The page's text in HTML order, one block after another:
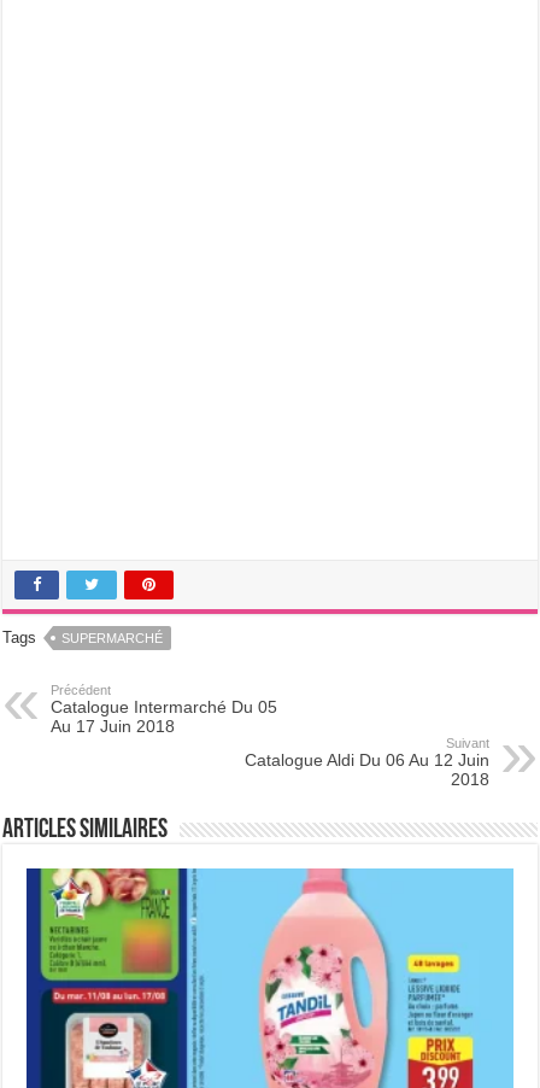
Tags SUPERMARCHÉ
Précédent
Catalogue Intermarché Du 05
Au 17 Juin 2018
Suivant
Catalogue Aldi Du 06 Au 12 Juin
2018
Articles Similaires